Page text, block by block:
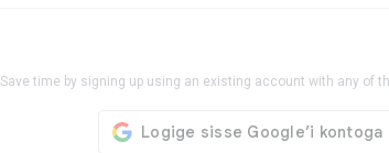
Save time by signing up using an existing account with any of